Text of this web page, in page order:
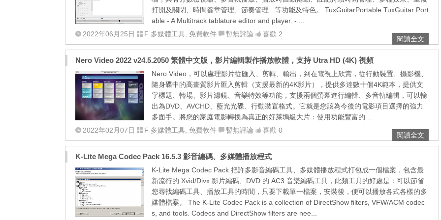
打開及關閉、時間簽章管理、節奏管理...等功能及特色。 TuxGuitarPortable TuxGuitar Port
able - A Multitrack tablature editor and player. - ...
2022年06月25日
F 多媒體工具 免費軟件 暫無評論 喜歡 2
閱讀全文
Nero Video 2022 v24.5.2050 繁體中文版，影片編輯製作播放軟體，支持 Utra HD (4K) 視頻
Nero Video，可以處理影片從匯入、剪輯、輸出，到在電視上欣賞，從行動裝置、攝影機、
隨身碟中的高畫質影片匯入剪輯（支援最新的4K影片），提供多達數十個4K範本，提供文
字標題、轉場、影片濾鏡、音樂特效等功能，支援兩個螢幕進行編輯、多音軌編輯，可以輸
出為DVD、AVCHD、藍光光碟、行動裝置格式。它就是您該為今後的電影項目選擇的強力
多面手。將您的家庭電影轉換為真正的好萊塢級大片：使用功能豐富的 ...
2022年02月07日
F 多媒體工具 免費軟件 暫無評論 喜歡 0
閱讀全文
K-Lite Mega Codec Pack 16.5.3 影音編碼、多媒體播放程式
K-Lite Mega Codec Pack 把許多影音編碼工具、多媒體播放程式打包成一個檔案，包含最
新流行的 Xvid/Divx 影片編碼、DVD 的 AC3 音樂編碼工具，此類工具的好處是：可以節省
您尋找編碼工具、播放工具的時間，只要下載單一檔案，安裝後，便可以播放各式各樣的多
媒體檔案。 The K-Lite Codec Pack is a collection of DirectShow filters, VFW/ACM codec
s, and tools. Codecs and DirectShow filters are nee...